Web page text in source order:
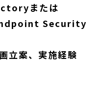
または
Security
立案、実施経験